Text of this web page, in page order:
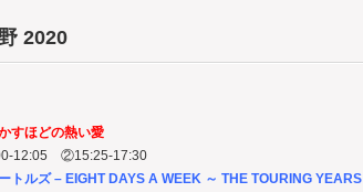
2020
すほどの熱い愛
12:05 ②15:25-17:30
トルズ – EIGHT DAYS A WEEK ～ THE TOURING YEARS